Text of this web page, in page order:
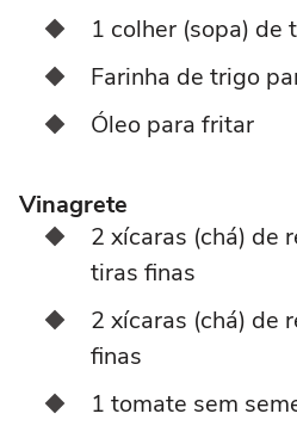
1 colher (sopa) de
Farinha de trigo
Óleo para fritar
Vinagrete
2 xícaras (chá) de
tiras finas
2 xícaras (chá) de
finas
1 tomate sem